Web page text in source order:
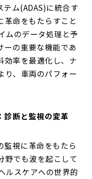
ム(ADAS)に統合す
革命をもたらすこと
ムのデータ処理と予
ーの重要な機能であ
効率を最適化し、ナ
り、車両のパフォー
診断と監視の変革
監視に革命をもたら
野でも波を起こして
ルスケアへの世界的